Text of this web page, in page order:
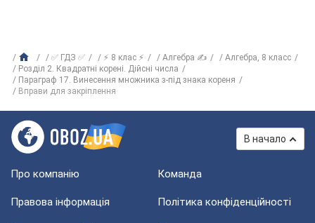
✅ ГДЗ ✅ ⚡ 8 клас ⚡ Алгебра ✍
Алгебра, 8 класс
Розділ 2. Квадратні корені. Дійсні числа
Параграф 17. Винесення множника з-під знака кореня
Вправи для закріплення
В начало
Про компанію Команда
Правова інформація Політика конфіденційності